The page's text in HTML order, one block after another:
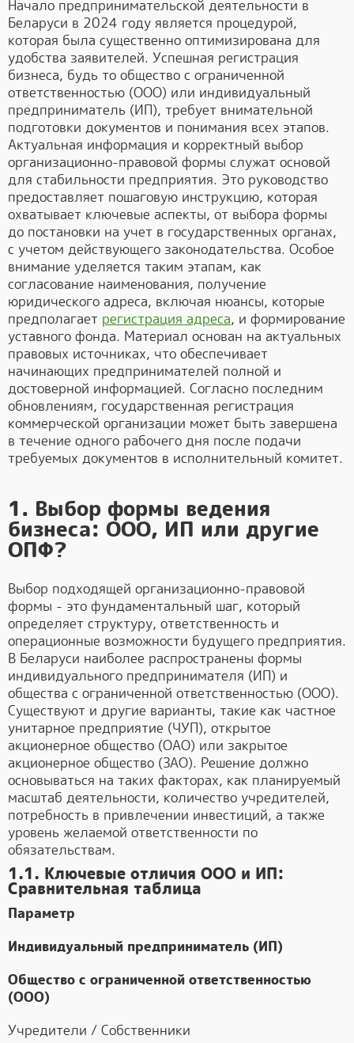
Начало предпринимательской деятельности в
Беларуси в 2024 году является процедурой,
которая была существенно оптимизирована для
удобства заявителей. Успешная регистрация
бизнеса, будь то общество с ограниченной
ответственностью (ООО) или индивидуальный
предприниматель (ИП), требует внимательной
подготовки документов и понимания всех этапов.
Актуальная информация и корректный выбор
организационно-правовой формы служат основой
для стабильности предприятия. Это руководство
предоставляет пошаговую инструкцию, которая
охватывает ключевые аспекты, от выбора формы
до постановки на учет в государственных органах,
с учетом действующего законодательства. Особое
внимание уделяется таким этапам, как
согласование наименования, получение
юридического адреса, включая нюансы, которые
предполагает регистрация адреса, и формирование
уставного фонда. Материал основан на актуальных
правовых источниках, что обеспечивает
начинающих предпринимателей полной и
достоверной информацией. Согласно последним
обновлениям, государственная регистрация
коммерческой организации может быть завершена
в течение одного рабочего дня после подачи
требуемых документов в исполнительный комитет.
1. Выбор формы ведения
бизнеса: ООО, ИП или другие
ОПФ?
Выбор подходящей организационно-правовой
формы - это фундаментальный шаг, который
определяет структуру, ответственность и
операционные возможности будущего предприятия.
В Беларуси наиболее распространены формы
индивидуального предпринимателя (ИП) и
общества с ограниченной ответственностью (ООО).
Существуют и другие варианты, такие как частное
унитарное предприятие (ЧУП), открытое
акционерное общество (ОАО) или закрытое
акционерное общество (ЗАО). Решение должно
основываться на таких факторах, как планируемый
масштаб деятельности, количество учредителей,
потребность в привлечении инвестиций, а также
уровень желаемой ответственности по
обязательствам.
1.1. Ключевые отличия ООО и ИП:
Сравнительная таблица
Параметр
Индивидуальный предприниматель (ИП)
Общество с ограниченной ответственностью
(ООО)
Учредители / Собственники